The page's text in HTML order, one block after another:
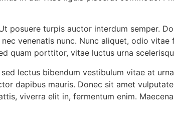
posuere turpis auctor interdum semper.
venenatis nunc. Nunc aliquet, odio vitae
quam porttitor, vitae luctus urna
lectus bibendum vestibulum vitae at
dapibus mauris. Donec sit amet
viverra elit in, fermentum enim.